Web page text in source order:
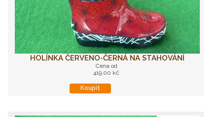
HOLÍNKA ČERVENO-ČERNÁ NA STAHOVÁNÍ
Cena od
419,00 kč
Koupit